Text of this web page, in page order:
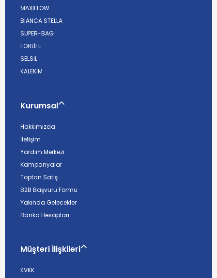
MAXIFLOW
BİANCA STELLA
SUPER-BAG
FORLİFE
SELSİL
KALEKİM
Kurumsal
Hakkımızda
İletişim
Yardım Merkezi
Kampanyalar
Toptan Satış
B2B Başvuru Formu
Yakında Gelecekler
Banka Hesapları
Müşteri İlişkileri
KVKK